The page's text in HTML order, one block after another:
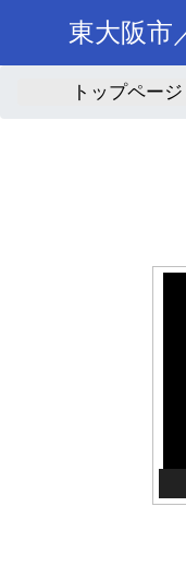
東大阪市
トップページ